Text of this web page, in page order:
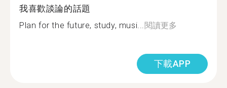
我喜歡談論的話題
Plan for the future, study, musi...閱讀更多
下載APP